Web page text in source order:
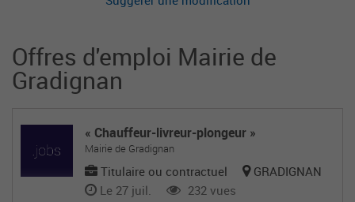
Offres d'emploi Mairie de
Gradignan
« Chauffeur-livreur-plongeur »
Mairie de Gradignan
Titulaire ou contractuel
GRADIGNAN
Le 27 juil.
232 vues